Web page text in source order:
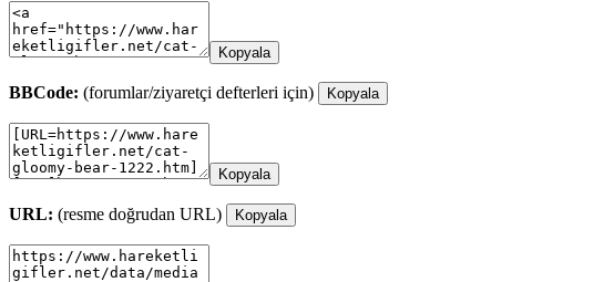
Kopyala
BBCode: (forumlar/ziyaretçi defterleri için) Kopyala
Kopyala
URL: (resme doğrudan URL) Kopyala